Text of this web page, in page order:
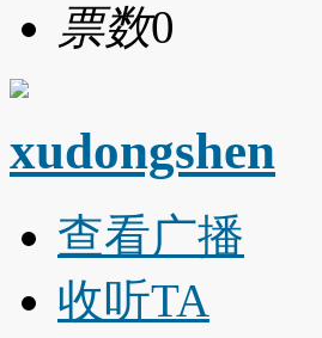
票数0
xudongshen
查看广播
收听TA